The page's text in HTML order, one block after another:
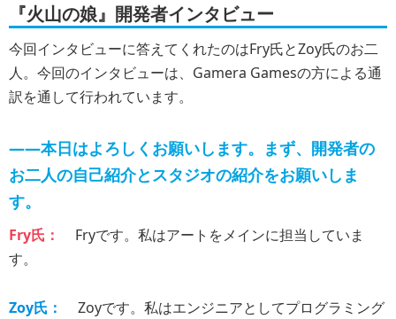
『火山の娘』開発者インタビュー
今回インタビューに答えてくれたのはFry氏とZoy氏のお二
人。今回のインタビューは、Gamera Gamesの方による通
訳を通して行われています。
――本日はよろしくお願いします。まず、開発者の
お二人の自己紹介とスタジオの紹介をお願いしま
す。
Fry氏：
Fryです。私はアートをメインに担当していま
す。
Zoy氏：
Zoyです。私はエンジニアとしてプログラミング